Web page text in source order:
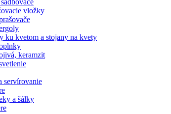
vložky
ku kvetom a stojany na kvety
keramzit
servírovanie
a šálky